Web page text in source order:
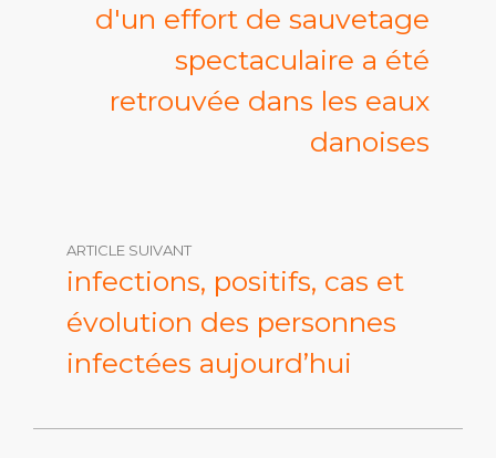
d'un effort de sauvetage
spectaculaire a été
retrouvée dans les eaux
danoises
ARTICLE SUIVANT
infections, positifs, cas et
évolution des personnes
infectées aujourd’hui